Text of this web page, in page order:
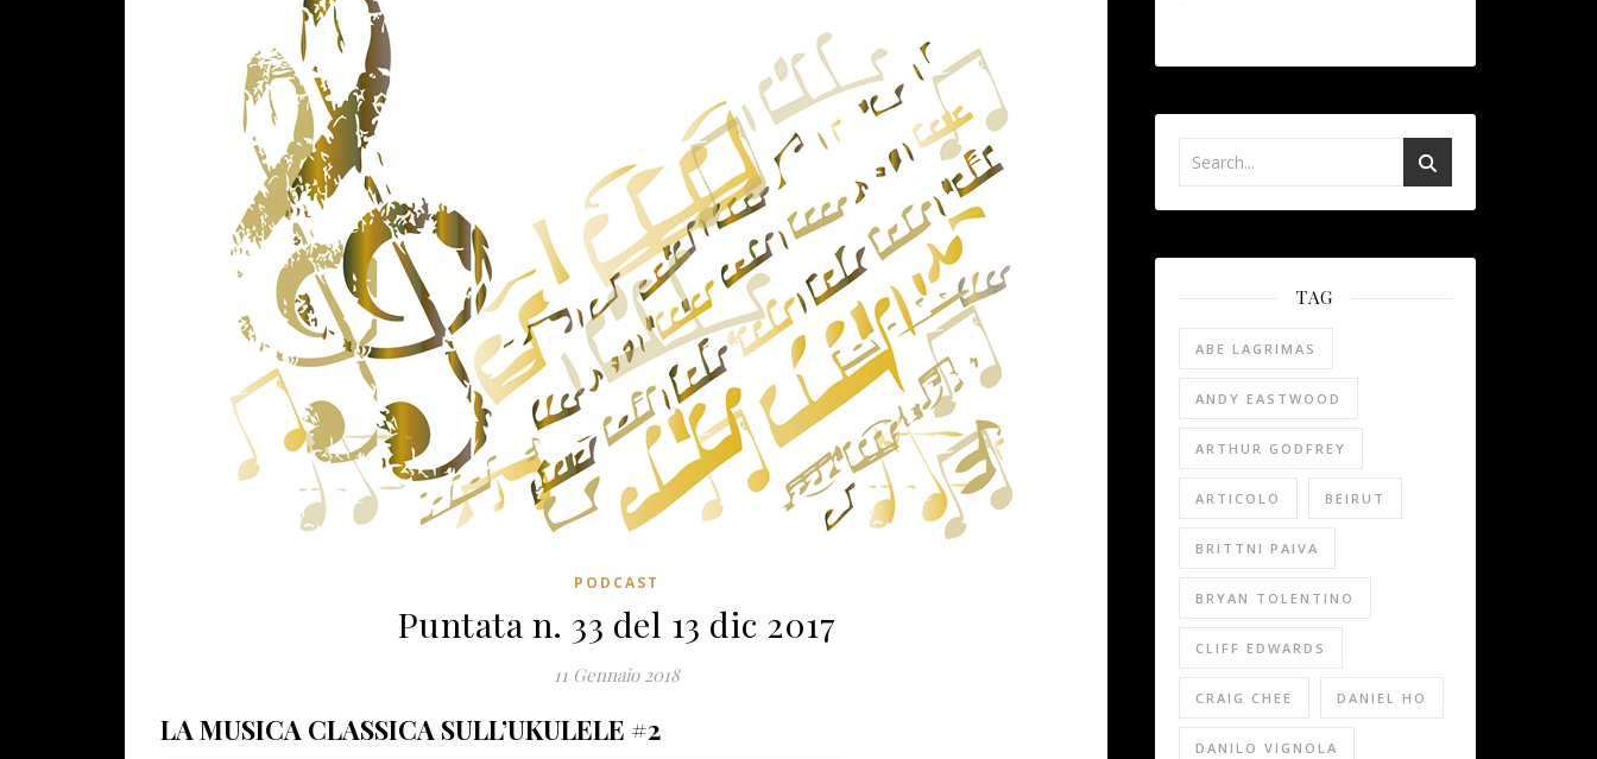
PODCAST
Puntata n. 33 del 13 dic 2017
11 Gennaio 2018
LA MUSICA CLASSICA SULL’UKULELE #2
TAG
ABE LAGRIMAS
ANDY EASTWOOD
ARTHUR GODFREY
ARTICOLO BEIRUT
BRITTNI PAIVA
BRYAN TOLENTINO
CLIFF EDWARDS
CRAIG CHEE DANIEL HO
DANILO VIGNOLA